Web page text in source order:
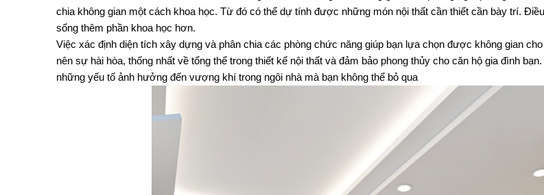
chia không gian một cách khoa học. Từ đó có thể dự tính được những món nội thất cần thiết cần bày trí.
sống thêm phần khoa học hơn.
Việc xác định diện tích xây dựng và phân chia các phòng chức năng giúp bạn lựa chọn được không gian
nên sự hài hòa, thống nhất về tổng thể trong thiết kế nội thất và đảm bảo phong thủy cho căn hộ gia đình
những yếu tố ảnh hưởng đến vượng khí trong ngôi nhà mà bạn không thể bỏ qua